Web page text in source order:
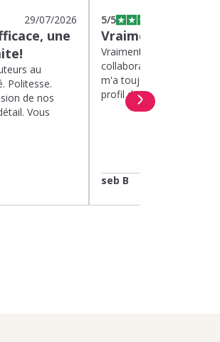
29/07/2026
une
au
Politesse.
de nos
Vous
5/5
Vraiment top
Vraiment top, plus d'un
collaboration avec
m'a toujours proposé de
profil de nounou. Et
seb B